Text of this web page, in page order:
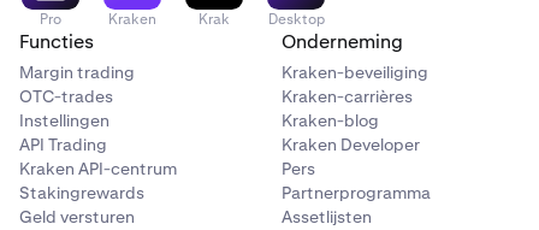
Pro Kraken Krak Desktop
Functies
Margin trading
OTC-trades
Instellingen
API Trading
Kraken API-centrum
Stakingrewards
Geld versturen
Onderneming
Kraken-beveiliging
Kraken-carrières
Kraken-blog
Kraken Developer
Pers
Partnerprogramma
Assetlijsten